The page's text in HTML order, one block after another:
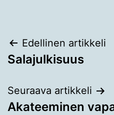
Artikkelien
selaus
Edellinen artikkeli
Salajulkisuus
Seuraava artikkeli
Akateeminen